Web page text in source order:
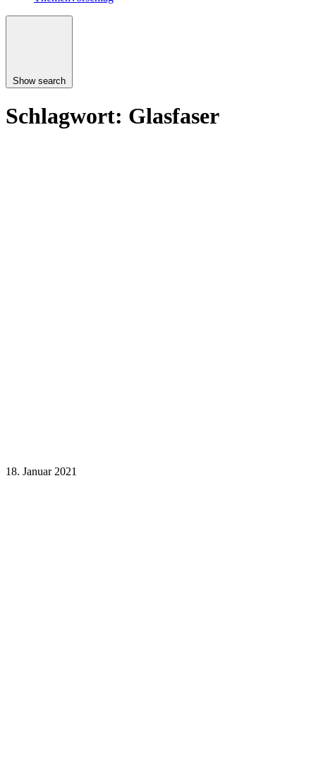
Show search
Schlagwort: Glasfaser
18. Januar 2021